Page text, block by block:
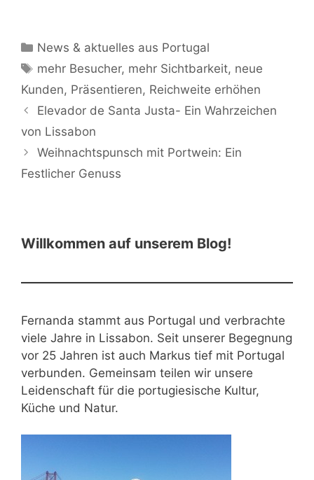
Kategorien
News & aktuelles aus Portugal
Schlagwörter
mehr Besucher, mehr Sichtbarkeit, neue
Kunden, Präsentieren, Reichweite erhöhen
Elevador de Santa Justa- Ein Wahrzeichen
von Lissabon
Weihnachtspunsch mit Portwein: Ein
Festlicher Genuss
Willkommen auf unserem Blog!
Fernanda stammt aus Portugal und verbrachte
viele Jahre in Lissabon. Seit unserer Begegnung
vor 25 Jahren ist auch Markus tief mit Portugal
verbunden. Gemeinsam teilen wir unsere
Leidenschaft für die portugiesische Kultur,
Küche und Natur.